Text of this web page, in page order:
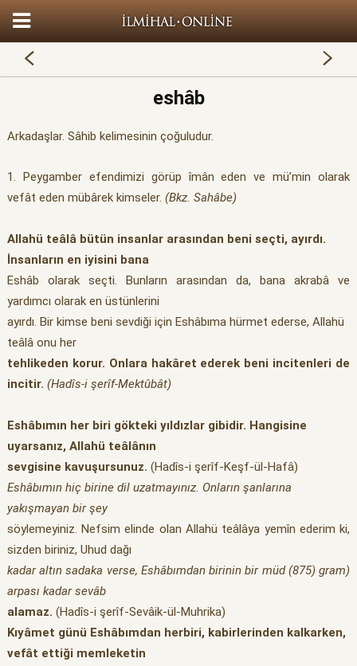
eshâb
Arkadaşlar. Sâhib kelimesinin çoğuludur.
1. Peygamber efendimizi görüp îmân eden ve mü’min olarak
vefât eden mübârek kimseler. (Bkz. Sahâbe)
Allahü teâlâ bütün insanlar arasından beni seçti, ayırdı.
İnsanların en iyisini bana
Eshâb olarak seçti. Bunların arasından da, bana akrabâ ve
yardımcı olarak en üstünlerini
ayırdı. Bir kimse beni sevdiği için Eshâbıma hürmet ederse, Allahü
teâlâ onu her
tehlikeden korur. Onlara hakâret ederek beni incitenleri de
incitir. (Hadîs-i şerîf-Mektûbât)
Eshâbımın her biri gökteki yıldızlar gibidir. Hangisine
uyarsanız, Allahü teâlânın
sevgisine kavuşursunuz. (Hadîs-i şerîf-Keşf-ül-Hafâ)
Eshâbımın hiç birine dil uzatmayınız. Onların şanlarına
yakışmayan bir şey
söylemeyiniz. Nefsim elinde olan Allahü teâlâya yemîn ederim ki,
sizden biriniz, Uhud dağı
kadar altın sadaka verse, Eshâbımdan birinin bir müd(875) gram)
arpası kadar sevâb
alamaz. (Hadîs-i şerîf-Sevâik-ül-Muhrika)
Kıyâmet günü Eshâbımdan herbiri, kabirlerinden kalkarken,
vefât ettiği memleketin